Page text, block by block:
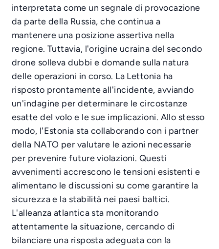
interpretata come un segnale di provocazione
da parte della Russia, che continua a
mantenere una posizione assertiva nella
regione. Tuttavia, l'origine ucraina del secondo
drone solleva dubbi e domande sulla natura
delle operazioni in corso. La Lettonia ha
risposto prontamente all'incidente, avviando
un'indagine per determinare le circostanze
esatte del volo e le sue implicazioni. Allo stesso
modo, l'Estonia sta collaborando con i partner
della NATO per valutare le azioni necessarie
per prevenire future violazioni. Questi
avvenimenti accrescono le tensioni esistenti e
alimentano le discussioni su come garantire la
sicurezza e la stabilità nei paesi baltici.
L'alleanza atlantica sta monitorando
attentamente la situazione, cercando di
bilanciare una risposta adeguata con la